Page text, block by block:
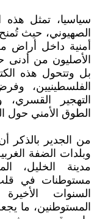
سياسيا، تمثل هذه
الصهيوني، حيث
أمنية داخل
الأصليون من أدنى
بل وتتحول هذه
الفلسطينيين،
التهجير القسري،
الطوق الأمني حول
من الجدير بالذكر
وبلدات الضفة
مدينة الخليل،
مستوطنات في
السنوات
المستوطنين، ما